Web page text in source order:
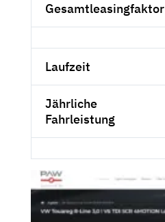
Gesamtleasingfaktor
Laufzeit
Jährliche
Fahrleistung